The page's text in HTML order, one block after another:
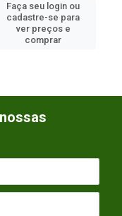
Faça seu login ou
cadastre-se para
ver preços e
comprar